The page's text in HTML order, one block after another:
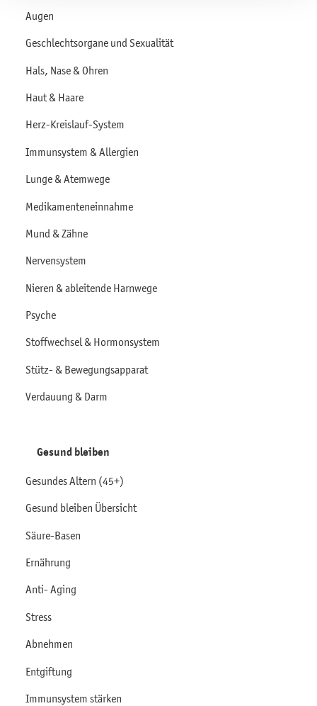
Augen
Geschlechtsorgane und Sexualität
Hals, Nase & Ohren
Haut & Haare
Herz-Kreislauf-System
Immunsystem & Allergien
Lunge & Atemwege
Medikamenteneinnahme
Mund & Zähne
Nervensystem
Nieren & ableitende Harnwege
Psyche
Stoffwechsel & Hormonsystem
Stütz- & Bewegungsapparat
Verdauung & Darm
Gesund bleiben
Gesundes Altern (45+)
Gesund bleiben Übersicht
Säure-Basen
Ernährung
Anti- Aging
Stress
Abnehmen
Entgiftung
Immunsystem stärken